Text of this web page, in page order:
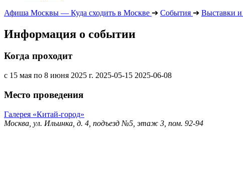
Афиша Москвы — Куда сходить в Москве ➔ События ➔ Выставки и
Информация о событии
Когда проходит
с 15 мая по 8 июня 2025 г. 2025-05-15 2025-06-08
Место проведения
Галерея «Китай-город»
Москва, ул. Ильинка, д. 4, подъезд №5, этаж 3, пом. 92-94